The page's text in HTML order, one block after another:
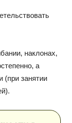
наклонах,
а
(при занятии